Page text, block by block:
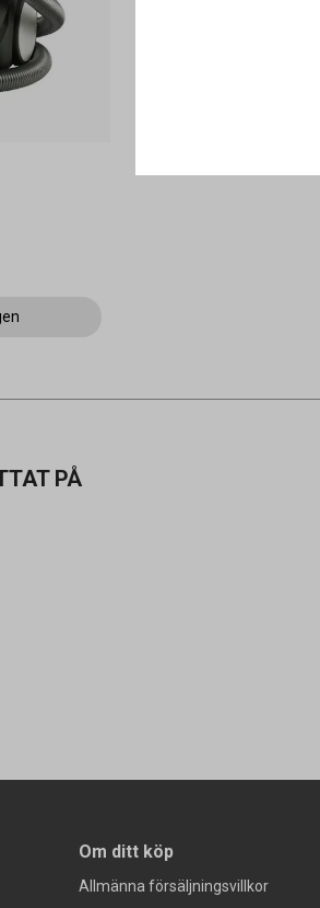
PÅ
Om ditt köp
Allmänna försäljningsvillkor